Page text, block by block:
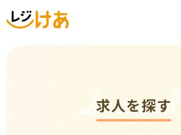
求人を探す
Search